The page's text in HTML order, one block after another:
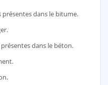
présentes dans le bitume.
dans le béton.